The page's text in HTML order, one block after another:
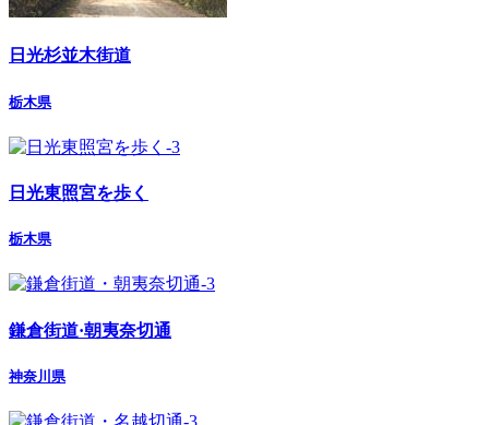
日光杉並木街道
栃木県
日光東照宮を歩く
栃木県
鎌倉街道·朝夷奈切通
神奈川県